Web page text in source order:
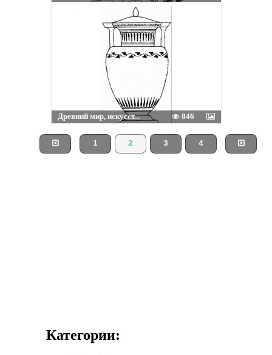
Древний мир, искусст... 846
1 2 3 4
Категории: